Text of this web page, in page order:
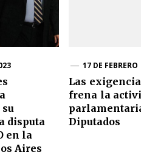
disputa
en la
Aires
17 DE
Las
frena la
Diputados